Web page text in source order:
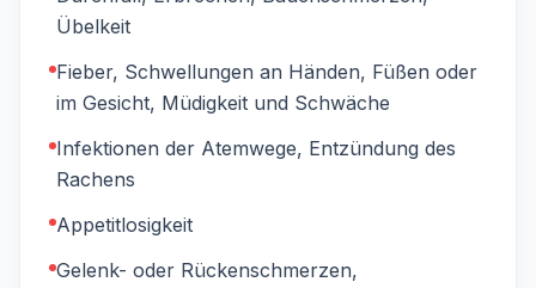
Übelkeit
Fieber, Schwellungen an Händen, Füßen oder
im Gesicht, Müdigkeit und Schwäche
Infektionen der Atemwege, Entzündung des
Rachens
Appetitlosigkeit
Gelenk- oder Rückenschmerzen,